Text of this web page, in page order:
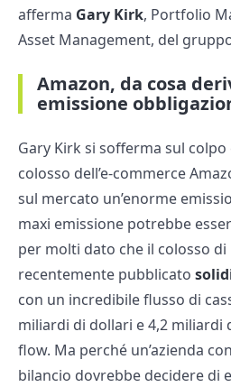
afferma Gary Kirk, Portfolio
Asset Management, del
Amazon, da cosa
emissione
Gary Kirk si sofferma sul
colosso dell’e-commerce
sul mercato un’enorme
maxi emissione potrebbe
per molti dato che il colosso di
recentemente pubblicato
con un incredibile flusso di
miliardi di dollari e 4,2 miliardi
flow. Ma perché un’azienda
bilancio dovrebbe decidere di